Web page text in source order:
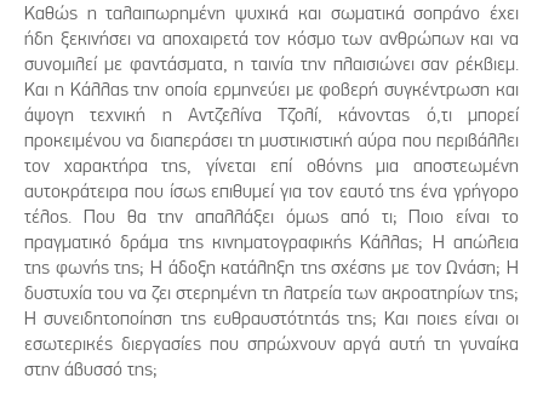
Καθώς η ταλαιπωρημένη ψυχικά και σωματικά σοπράνο έχει
ήδη ξεκινήσει να αποχαιρετά τον κόσμο των ανθρώπων και να
συνομιλεί με φαντάσματα, η ταινία την πλαισιώνει σαν ρέκβιεμ.
Και η Κάλλας την οποία ερμηνεύει με φοβερή συγκέντρωση και
άψογη τεχνική η Αντζελίνα Τζολί, κάνοντας ό,τι μπορεί
προκειμένου να διαπεράσει τη μυστικιστική αύρα που περιβάλλει
τον χαρακτήρα της, γίνεται επί οθόνης μια αποστεωμένη
αυτοκράτειρα που ίσως επιθυμεί για τον εαυτό της ένα γρήγορο
τέλος. Που θα την απαλλάξει όμως από τι; Ποιο είναι το
πραγματικό δράμα της κινηματογραφικής Κάλλας; Η απώλεια
της φωνής της; Η άδοξη κατάληξη της σχέσης με τον Ωνάση; Η
δυστυχία του να ζει στερημένη τη λατρεία των ακροατηρίων της;
Η συνειδητοποίηση της ευθραυστότητάς της; Και ποιες είναι οι
εσωτερικές διεργασίες που σπρώχνουν αργά αυτή τη γυναίκα
στην άβυσσό της;